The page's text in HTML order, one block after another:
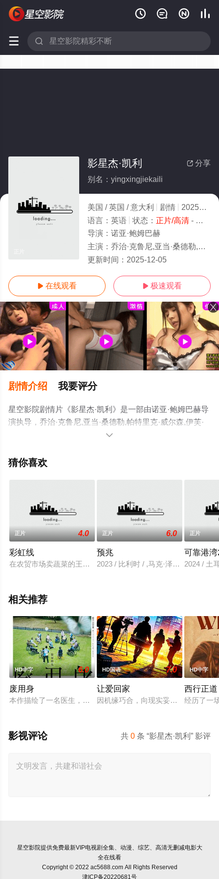
   
 
 分享
影星杰·凯利
别名：yingxingjiekaili
美国 / 英国 / 意大利 剧情 2025
4.0
语言： 英语 状态： 正片/高清- 免费在线观看
导演： 诺亚·鲍姆巴赫
主演： 乔治·克鲁尼,亚当·桑德勒,帕特里克·威尔森,伊芙·休森,丽莉·吉欧,路
更新时间： 2025-12-05
 在线观看  极速观看
剧情介绍 我要评分
星空影院剧情片《影星杰·凯利》是一部由诺亚·鲍姆巴赫导
演执导，乔治·克鲁尼,亚当·桑德勒,帕特里克·威尔森,伊芙·
休森,丽莉·吉欧,路易斯·帕特里奇,艾拉·菲舍尔,劳拉·邓恩,詹
凯尔·索列尔,吉姆·布劳德本特,斯泰西·基齐,帕齐·费伦,约什·
至豆瓣电影、电视猫或剧情网等平台了解。

猜你喜欢
正片 4.0
彩虹线
在农贸市场卖蔬菜的王静华做生意热心诚信，她生活的全部希
正片 6.0
预兆
2023 / 比利时 / ,马克·泽戈,露西·德拜
正片
可靠港湾
2024 / 土
相关推荐
HD中字 6.0
废用身
本作描绘了一名医生，因一种围绕“废用身”——因瘫痪等原因
HD国语 7.0
让爱回家
因机缘巧合，向现实妥协的导演朱达
HD中字
西行正道
经历了一
共0 条 “影星杰·凯利” 影评
影视评论
星空影院提供免费最新VIP电视剧全集、动漫、综艺、高清无删减电影大
全在线看
Copyright © 2022 ac5688.com All Rights Reserved
津ICP备20220681号